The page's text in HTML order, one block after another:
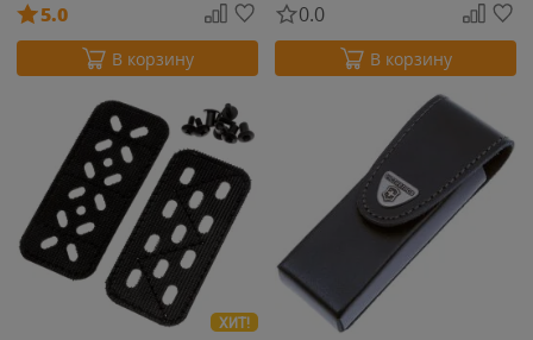
5.0
В корзину
0.0
В корзину
ХИТ!